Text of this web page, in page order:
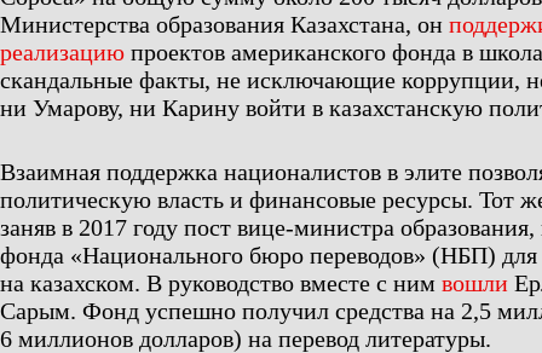
Министерства образования Казахстана, он
реализацию проектов американского фонда в
скандальные факты, не исключающие коррупции,
ни Умарову, ни Карину войти в казахстанскую
Взаимная поддержка националистов в элите
политическую власть и финансовые ресурсы. Тот
заняв в 2017 году пост вице-министра
фонда «Национального бюро переводов» (НБП) для
на казахском. В руководство вместе с ним вошли
Сарым. Фонд успешно получил средства на 2,5
6 миллионов долларов) на перевод литературы.